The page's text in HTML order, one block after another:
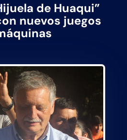
de Huaqui”
nuevos juegos